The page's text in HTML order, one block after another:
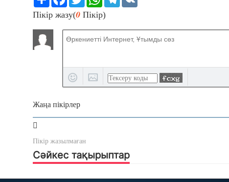
Пікір жазу(0 Пікір)
Жаңа пікірлер
Пікір жазылмаған
Сәйкес тақырыптар